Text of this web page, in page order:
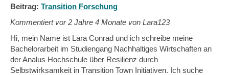
Beitrag: Transition Forschung
Kommentiert vor2 Jahre 4 Monate von Lara123
Hi, mein Name ist Lara Conrad und ich schreibe meine
Bachelorarbeit im Studiengang Nachhaltiges Wirtschaften an
der Analus Hochschule über Resilienz durch
Selbstwirksamkeit in Transition Town Initiativen. Ich suche